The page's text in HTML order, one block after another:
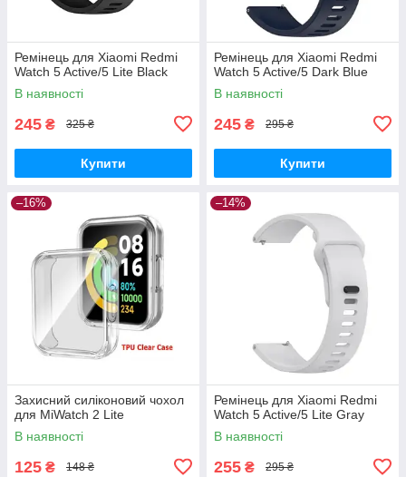
Ремінець для Xiaomi Redmi
Watch 5 Active/5 Lite Black
В наявності
245 ₴ 325 ₴
Купити
Ремінець для Xiaomi Redmi
Watch 5 Active/5 Dark Blue
В наявності
245 ₴ 295 ₴
Купити
–16%
Захисний силіконовий чохол
для MiWatch 2 Lite
В наявності
125 ₴ 148 ₴
–14%
Ремінець для Xiaomi Redmi
Watch 5 Active/5 Lite Gray
В наявності
255 ₴ 295 ₴